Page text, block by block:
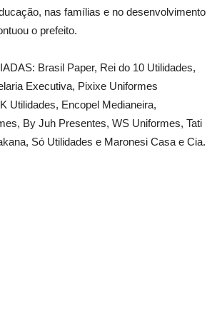
nas famílias e no desenvolvimento
o prefeito.
Brasil Paper, Rei do 10 Utilidades,
Executiva, Pixixe Uniformes
Utilidades, Encopel Medianeira,
By Juh Presentes, WS Uniformes, Tati
Só Utilidades e Maronesi Casa e Cia.